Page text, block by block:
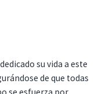
su vida a este
de que todas
se esfuerza por